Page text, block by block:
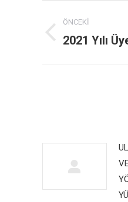
PostÖNCEKI
Previous
2021 Yılı